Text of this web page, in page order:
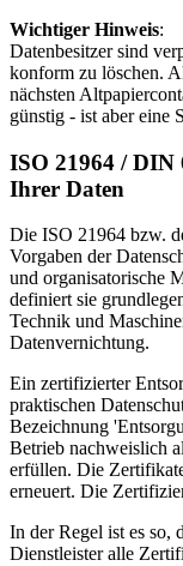
Wichtiger Hinweis:
Datenbesitzer sind
konform zu löschen.
nächsten
günstig - ist aber eine
ISO 21964 / DIN
Ihrer Daten
Die ISO 21964 bzw.
Vorgaben der
und organisatorische
definiert sie
Technik und
Datenvernichtung.
Ein zertifizierter
praktischen
Bezeichnung
Betrieb nachweislich
erfüllen. Die
erneuert. Die
In der Regel ist es so,
Dienstleister alle